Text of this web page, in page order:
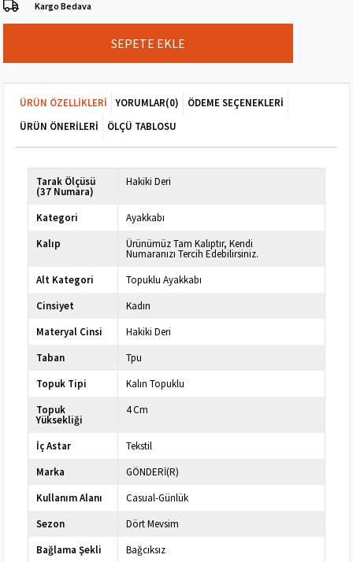
Kargo Bedava
ÜRÜN ÖZELLIKLERI YORUMLAR(0)
ÖDEME SEÇENEKLERI
ÜRÜN ÖNERILERI
ÖLÇÜ TABLOSU
Tarak Ölçüsü
(37 Numara)
Hakiki Deri
Kategori
Ayakkabı
Kalıp
Ürünümüz Tam Kalıptır, Kendi
Numaranızı Tercih Edebilirsiniz.
Alt Kategori
Topuklu Ayakkabı
Cinsiyet
Kadın
Materyal Cinsi
Hakiki Deri
Taban
Tpu
Topuk Tipi
Kalın Topuklu
Topuk
Yüksekliği
4 Cm
İç Astar
Tekstil
Marka
GÖNDERİ(R)
Kullanım Alanı
Casual-Günlük
Sezon
Dört Mevsim
Bağlama Şekli
Bağcıksız